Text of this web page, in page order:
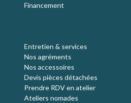
Financement
Entretien & services
Nos agréments
Nos accessoires
Devis pièces détachées
Prendre RDV en atelier
Ateliers nomades